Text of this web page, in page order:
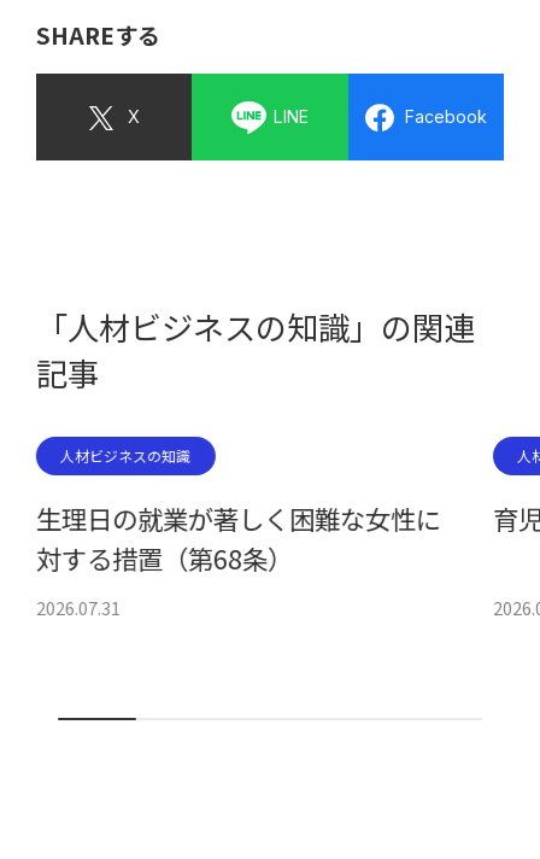
SHAREする
X LINE Facebook
「人材ビジネスの知識」の関連
記事
人材ビジネスの知識
生理日の就業が著しく困難な女性に
対する措置（第68条）
2026.07.31
人
育